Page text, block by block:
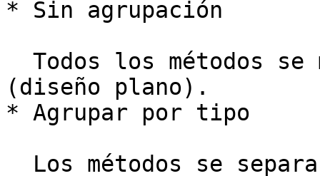
* Sin agrupación
(diseño plano).
* Agrupar por tipo